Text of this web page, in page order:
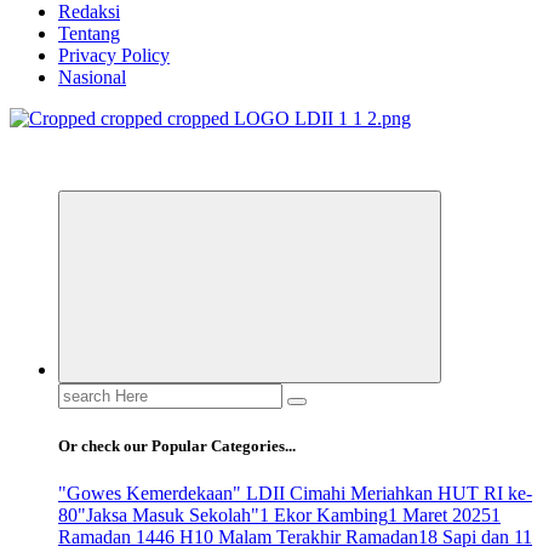
Redaksi
Tentang
Privacy Policy
Nasional
Search
for:
Or check our Popular Categories...
"Gowes Kemerdekaan" LDII Cimahi Meriahkan HUT RI ke-
80"Jaksa Masuk Sekolah"1 Ekor Kambing1 Maret 20251
Ramadan 1446 H10 Malam Terakhir Ramadan18 Sapi dan 11